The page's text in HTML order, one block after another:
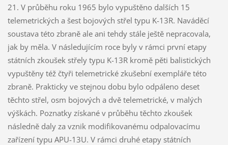
21. V průběhu roku 1965 bylo vypuštěno dalších 15
telemetrických a šest bojových střel typu K-13R. Naváděcí
soustava této zbraně ale ani tehdy stále ještě nepracovala,
jak by měla. V následujícím roce byly v rámci první etapy
státních zkoušek střely typu K-13R kromě pěti balistických
vypuštěny též čtyři telemetrické zkušební exempláře této
zbraně. Prakticky ve stejnou dobu bylo odpáleno deset
těchto střel, osm bojových a dvě telemetrické, v malých
výškách. Poznatky získané v průběhu těchto zkoušek
následně daly za vznik modifikovanému odpalovacímu
zařízení typu APU-13U. V rámci druhé etapy státních